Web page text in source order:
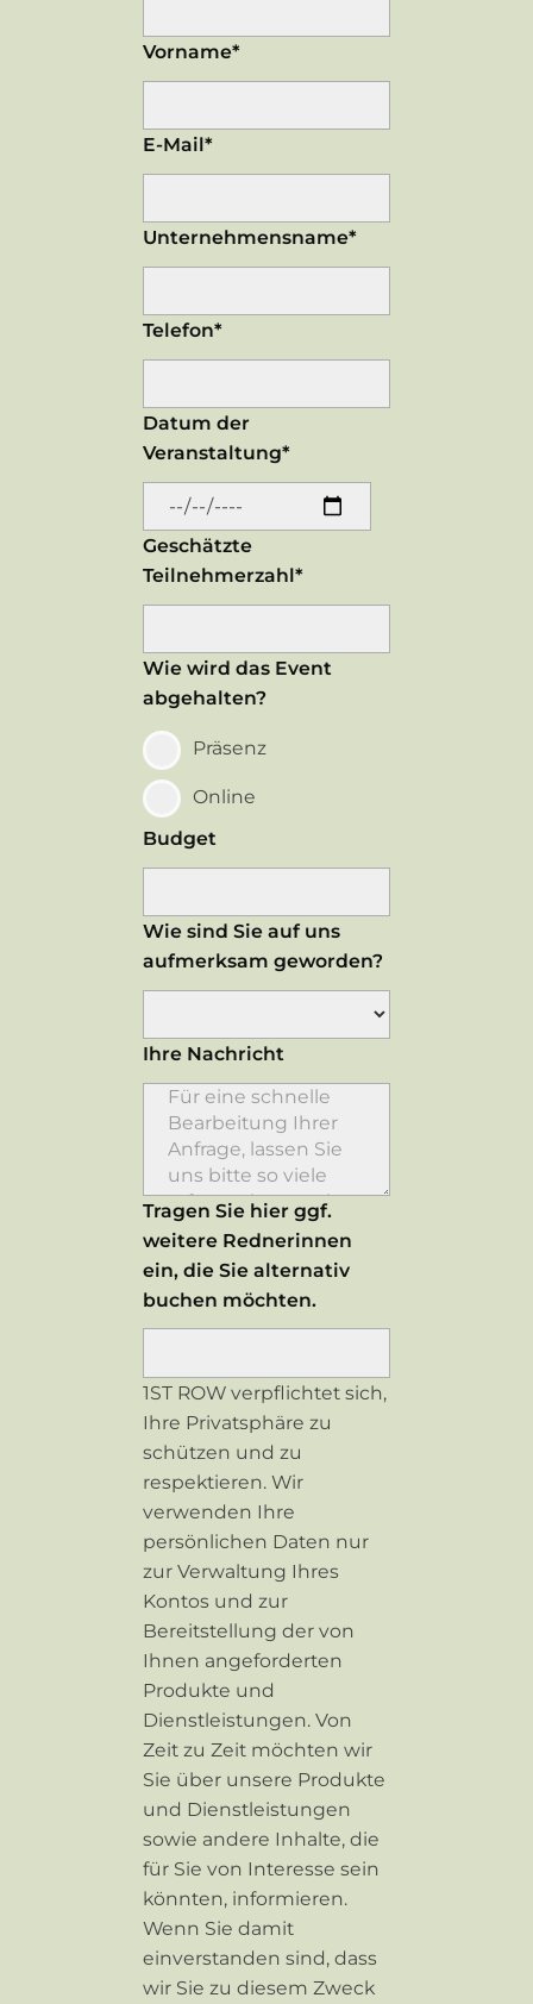
Vorname*
E-Mail*
Unternehmensname*
Telefon*
Datum der
Veranstaltung*
Geschätzte
Teilnehmerzahl*
Wie wird das Event
abgehalten?
Präsenz
Online
Budget
Wie sind Sie auf uns
aufmerksam geworden?
Ihre Nachricht
Tragen Sie hier ggf.
weitere Rednerinnen
ein, die Sie alternativ
buchen möchten.
1ST ROW verpflichtet sich,
Ihre Privatsphäre zu
schützen und zu
respektieren. Wir
verwenden Ihre
persönlichen Daten nur
zur Verwaltung Ihres
Kontos und zur
Bereitstellung der von
Ihnen angeforderten
Produkte und
Dienstleistungen. Von
Zeit zu Zeit möchten wir
Sie über unsere Produkte
und Dienstleistungen
sowie andere Inhalte, die
für Sie von Interesse sein
könnten, informieren.
Wenn Sie damit
einverstanden sind, dass
wir Sie zu diesem Zweck